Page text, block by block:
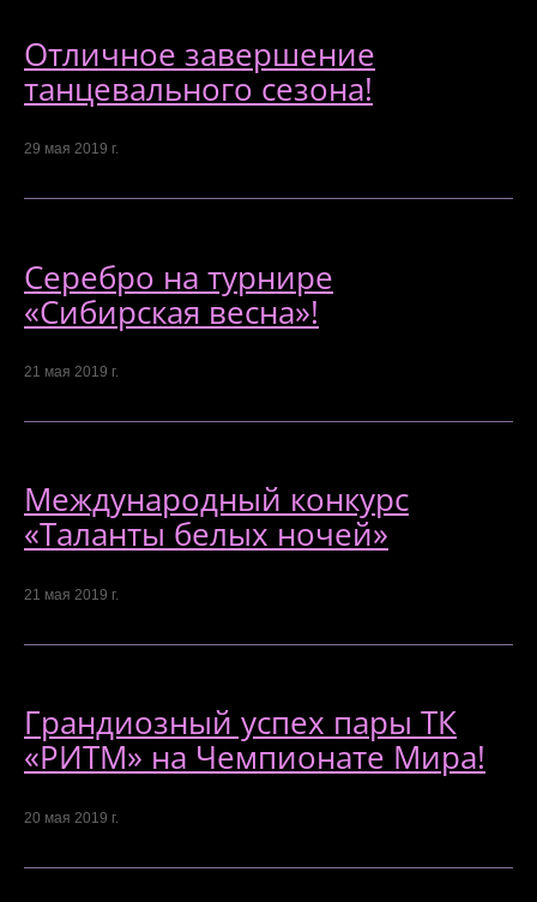
Отличное завершение
танцевального сезона!
29 мая 2019 г.
Серебро на турнире
«Сибирская весна»!
21 мая 2019 г.
Международный конкурс
«Таланты белых ночей»
21 мая 2019 г.
Грандиозный успех пары ТК
«РИТМ» на Чемпионате Мира!
20 мая 2019 г.